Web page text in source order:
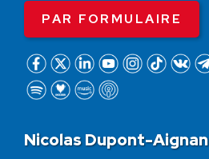
PAR FORMULAIRE
Nicolas Dupont-Aignan